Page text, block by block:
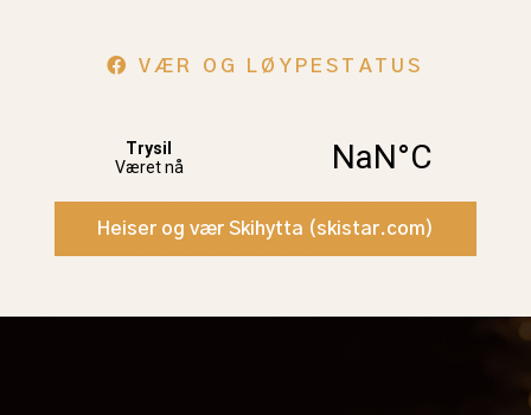
VÆR OG LØYPESTATUS
Heiser og vær Skihytta (skistar.com)